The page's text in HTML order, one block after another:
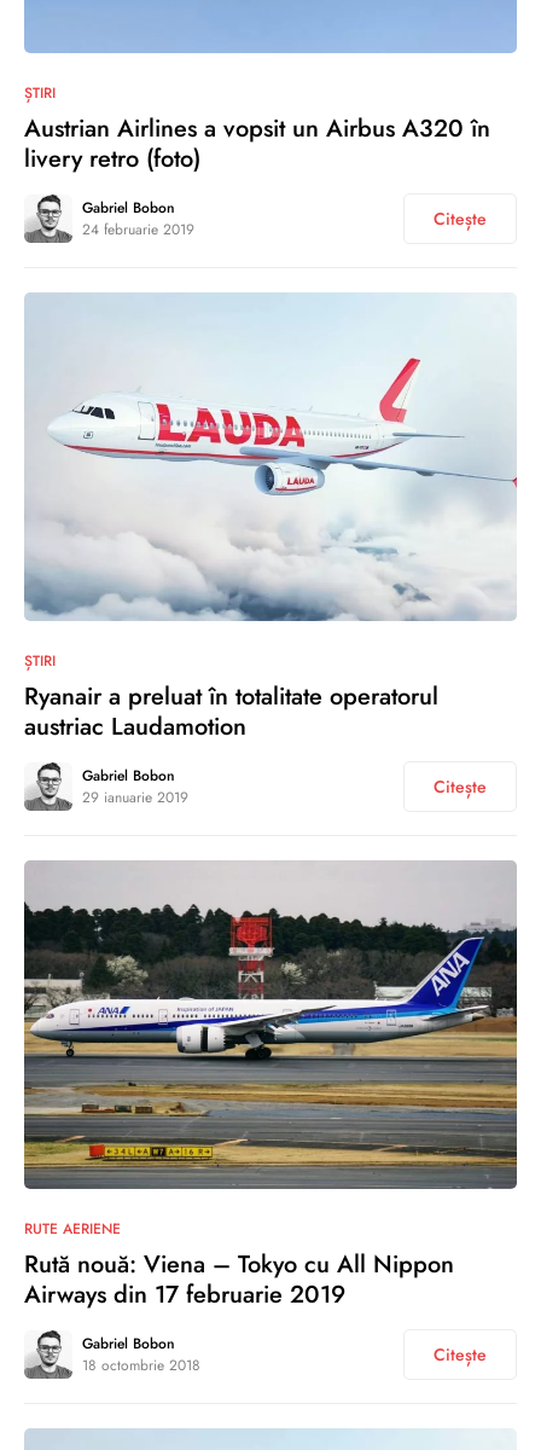
ȘTIRI
Austrian Airlines a vopsit un Airbus A320 în
livery retro (foto)
Gabriel Bobon
24 februarie 2019
Citește
ȘTIRI
Ryanair a preluat în totalitate operatorul
austriac Laudamotion
Gabriel Bobon
29 ianuarie 2019
Citește
RUTE AERIENE
Rută nouă: Viena – Tokyo cu All Nippon
Airways din 17 februarie 2019
Gabriel Bobon
18 octombrie 2018
Citește